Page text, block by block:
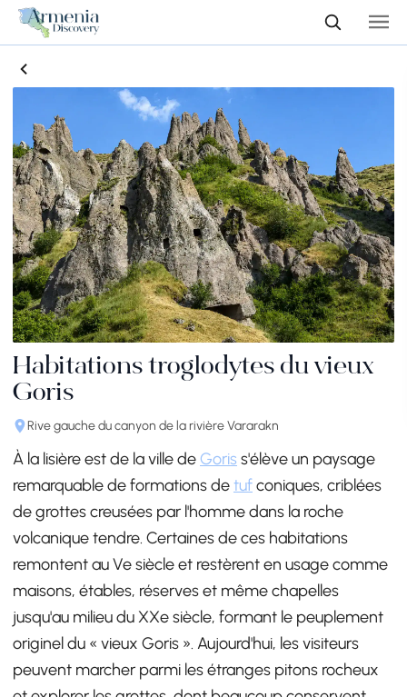
Habitations troglodytes du vieux
Goris
Rive gauche du canyon de la rivière Vararakn
À la lisière est de la ville deGoris s'élève un paysage
remarquable de formations detufconiques, criblées
de grottes creusées par l'homme dans la roche
volcanique tendre. Certaines de ces habitations
remontent au Ve siècle et restèrent en usage comme
maisons, étables, réserves et même chapelles
jusqu'au milieu du XXe siècle, formant le peuplement
originel du « vieux Goris ». Aujourd'hui, les visiteurs
peuvent marcher parmi les étranges pitons rocheux